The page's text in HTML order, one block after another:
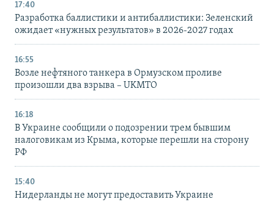
17:40
Разработка баллистики и антибаллистики: Зеленский
ожидает «нужных результатов» в 2026-2027 годах
16:55
Возле нефтяного танкера в Ормузском проливе
произошли два взрыва – UKMTO
16:18
В Украине сообщили о подозрении трем бывшим
налоговикам из Крыма, которые перешли на сторону
РФ
15:40
Нидерланды не могут предоставить Украине